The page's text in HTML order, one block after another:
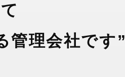
管理会社です”